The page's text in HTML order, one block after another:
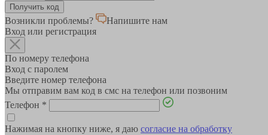
Возникли проблемы?
Напишите нам
Вход или регистрация
По номеру телефона
Вход с паролем
Введите номер телефона
Мы отправим вам код в смс на телефон или позвоним
Телефон *
Нажимая на кнопку ниже, я даю согласие на обработку